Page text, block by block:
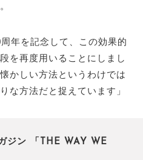
年を記念して、この効果的
を再度用いることにしまし
かしい方法というわけでは
な方法だと捉えています」
ジン 「THE WAY WE